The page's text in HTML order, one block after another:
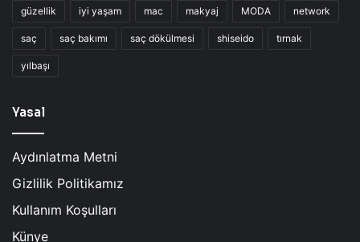
güzellik iyi yaşam mac makyaj MODA network
saç saç bakımı saç dökülmesi shiseido tırnak
yılbaşı
Yasal
Aydınlatma Metni
Gizlilik Politikamız
Kullanım Koşulları
Künye